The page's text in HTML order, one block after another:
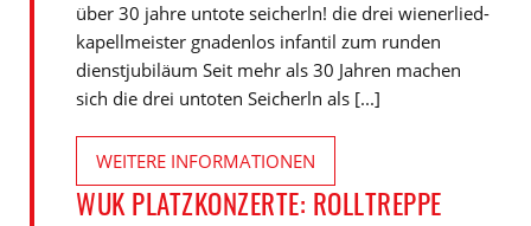
über 30 jahre untote seicherln! die drei wienerlied-
kapellmeister gnadenlos infantil zum runden
dienstjubiläum Seit mehr als 30 Jahren machen
sich die drei untoten Seicherln als [...]
WEITERE INFORMATIONEN
WUK PLATZKONZERTE: ROLLTREPPE